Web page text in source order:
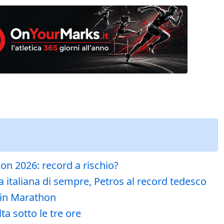
2026: record a rischio?
italiana di sempre, Petros al record tedesco
Marathon
sotto le tre ore